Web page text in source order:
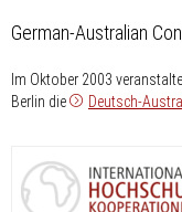
German-Australian
Im Oktober 2003
Berlin die
Deutsch-